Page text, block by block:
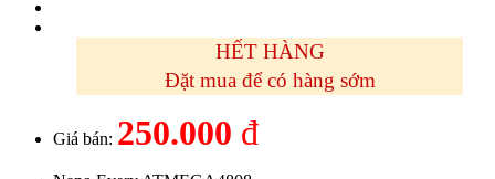
HẾT HÀNG
Đặt mua để có hàng sớm
Giá bán: 250.000 đ